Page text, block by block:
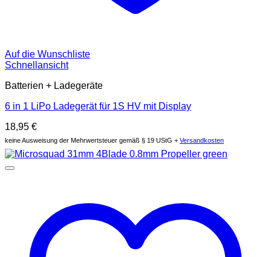
Auf die Wunschliste
Schnellansicht
Batterien + Ladegeräte
6 in 1 LiPo Ladegerät für 1S HV mit Display
18,95 €
keine Ausweisung der Mehrwertsteuer gemäß § 19 UStG + Versandkosten